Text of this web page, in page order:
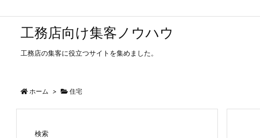
工務店向け集客ノウハウ
工務店の集客に役立つサイトを集めました。
ホーム > 住宅
検索